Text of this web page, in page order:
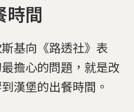
時間
基向《路透社》表
擔心的問題，就是改
漢堡的出餐時間。